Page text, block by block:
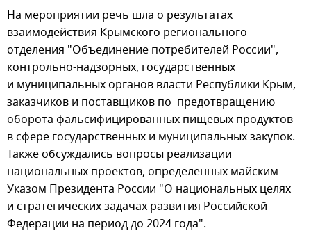
На мероприятии речь шла о результатах
взаимодействия Крымского регионального
отделения "Объединение потребителей России",
контрольно-надзорных, государственных
и муниципальных органов власти Республики Крым,
заказчиков и поставщиков по предотвращению
оборота фальсифицированных пищевых продуктов
в сфере государственных и муниципальных закупок.
Также обсуждались вопросы реализации
национальных проектов, определенных майским
Указом Президента России "О национальных целях
и стратегических задачах развития Российской
Федерации на период до 2024 года".